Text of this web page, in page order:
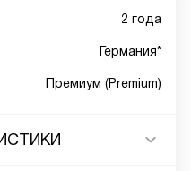
2 года
Германия*
Премиум (Premium)